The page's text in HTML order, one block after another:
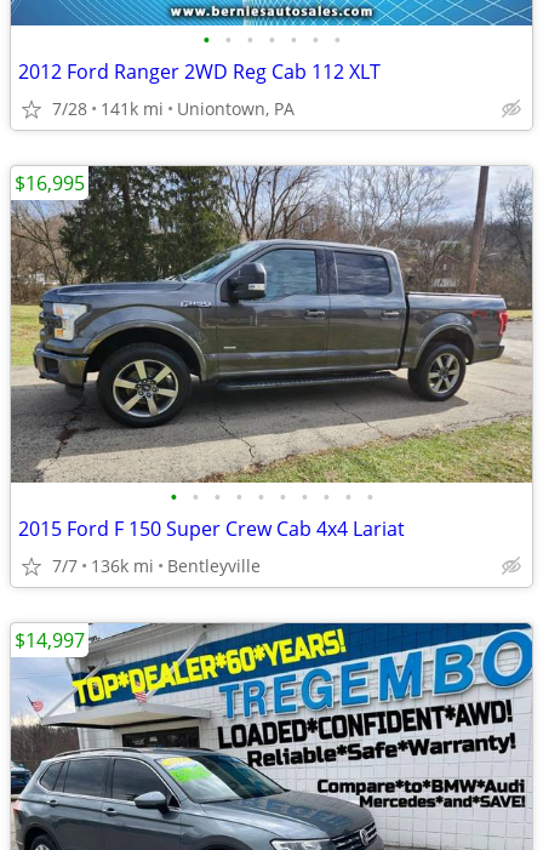
• • • • • • •
2012 Ford Ranger 2WD Reg Cab 112 XLT
7/28 141k mi Uniontown, PA
• • • • • • • • • •
2015 Ford F 150 Super Crew Cab 4x4 Lariat
7/7 136k mi Bentleyville
$16,995
$14,997